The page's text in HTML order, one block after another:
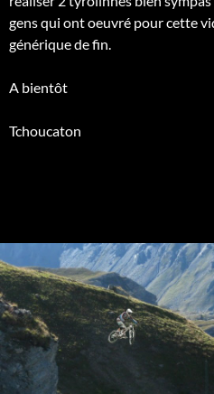
gens qui ont oeuvré pour cette
générique de fin.
A bientôt
Tchoucaton